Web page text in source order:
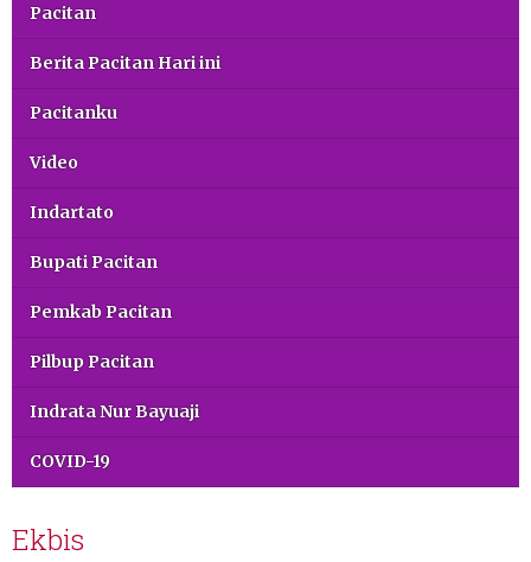
Pacitan
Berita Pacitan Hari ini
Pacitanku
Video
Indartato
Bupati Pacitan
Pemkab Pacitan
Pilbup Pacitan
Indrata Nur Bayuaji
COVID-19
Ekbis